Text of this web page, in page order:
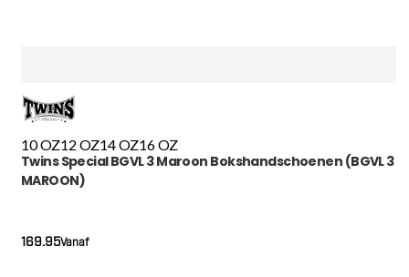
10 OZ12 OZ14 OZ16 OZ
Twins Special BGVL 3 Maroon Bokshandschoenen (BGVL 3
MAROON)
Vanaf
169.95